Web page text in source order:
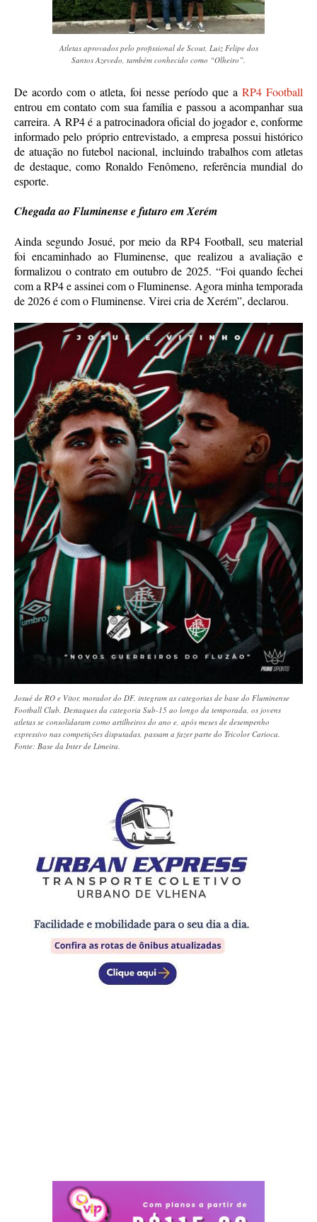
Atletas aprovados pelo profissional de Scout, Luiz Felipe dos
Santos Azevedo, também conhecido como “Olheiro”.
De acordo com o atleta, foi nesse período que a RP4 Football
entrou em contato com sua família e passou a acompanhar sua
carreira. A RP4 é a patrocinadora oficial do jogador e, conforme
informado pelo próprio entrevistado, a empresa possui histórico
de atuação no futebol nacional, incluindo trabalhos com atletas
de destaque, como Ronaldo Fenômeno, referência mundial do
esporte.
Chegada ao Fluminense e futuro em Xerém
Ainda segundo Josué, por meio da RP4 Football, seu material
foi encaminhado ao Fluminense, que realizou a avaliação e
formalizou o contrato em outubro de 2025. “Foi quando fechei
com a RP4 e assinei com o Fluminense. Agora minha temporada
de 2026 é com o Fluminense. Virei cria de Xerém”, declarou.
Josué de RO e Vitor, morador do DF, integram as categorias de base do Fluminense
Football Club. Destaques da categoria Sub-15 ao longo da temporada, os jovens
atletas se consolidaram como artilheiros do ano e, após meses de desempenho
expressivo nas competições disputadas, passam a fazer parte do Tricolor Carioca.
Fonte: Base da Inter de Limeira.